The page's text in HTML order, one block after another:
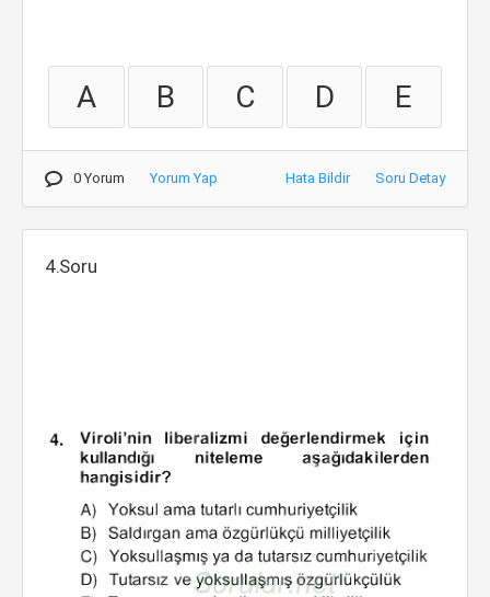
A B C D E
0 Yorum Yorum Yap Hata Bildir Soru Detay
4.Soru